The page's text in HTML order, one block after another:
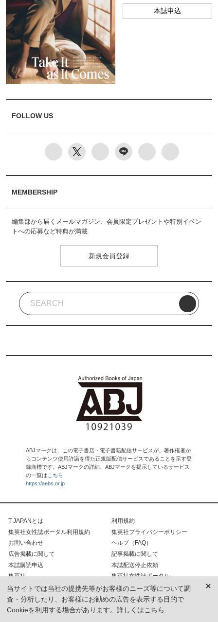
本誌申込
FOLLOW US
MEMBERSHIP
編集部から届くメールマガジン、会員限定プレゼントや特別イベン
トへの応募など特典が満載
新規会員登録
ABJマークは、この電子書店・電子書籍配信サービスが、著作権者か
らコンテンツ使用許諾を得た正規版配信サービスであることを示す登
録商標です。ABJマークの詳細、ABJマークを提示しているサービス
の一覧は こちら
https://aebs.or.jp
T JAPANとは
利用規約
集英社女性誌ポータル利用規約
集英社プライバシーポリシー
お問い合わせ
ヘルプ（FAQ）
広告掲載に関して
記事掲載に関して
本誌購読申込
本誌配送停止依頼
集英社
集英社女性誌ポータル
T MAGAZINE
COPYRIGHT INFORMATION
当サイトでは当社の提携先等がお客様のニーズ等について調
査・分析したり、お客様にお勧めの広告を表示する目的で
Cookieを利用する場合があります。詳しくはこちら